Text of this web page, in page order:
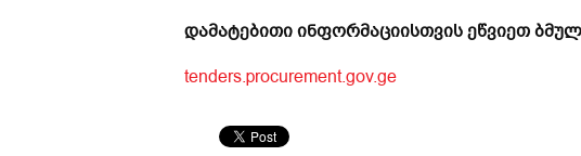
დამატებითი ინფორმაციისთვის ეწვიეთ
tenders.procurement.gov.ge